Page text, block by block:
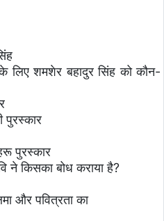
लिए शमशेर बहादुर सिंह को कौन-
पुरस्कार
पुरस्कार
ने किसका बोध कराया है?
और पवित्रता का